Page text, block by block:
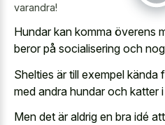
varandra!
Hundar kan komma överens
beror på socialisering och
Shelties är till exempel
med andra hundar och katter
Men det är aldrig en bra idé